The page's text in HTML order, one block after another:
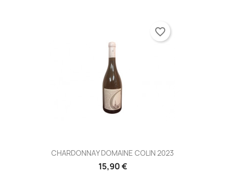
CHARDONNAY DOMAINE COLIN 2023
15,90 €
favorite_border